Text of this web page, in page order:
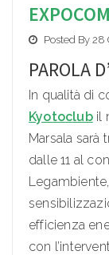
Posted By 28
PAROLA
In qualità di
Kyotoclubil
Marsala sarà
dalle 11 al
efficienza
con